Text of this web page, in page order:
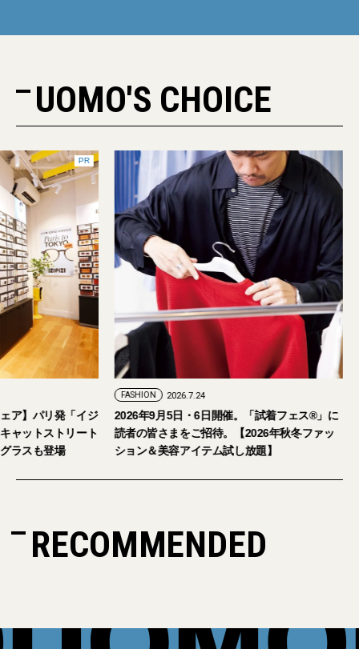
UOMO'S CHOICE
PR
ア】パリ発「イジ
ャットストリート
ラスも登場
FASHION 2026.7.24
2026年9月5日・6日開催。「試着フェス®︎」に
読者の皆さまをご招待。【2026年秋冬ファッ
ション＆美容アイテム試し放題】
RECOMMENDED